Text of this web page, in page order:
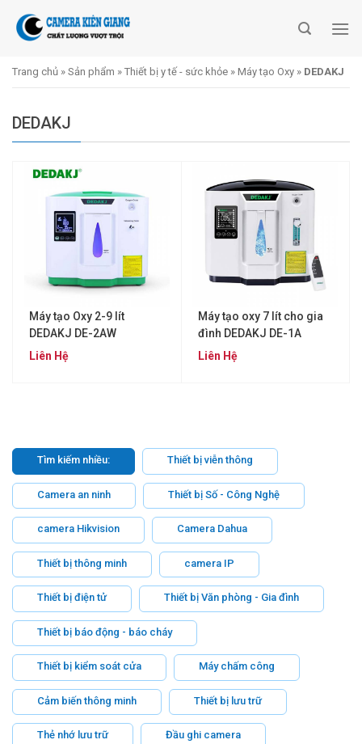
Trang chủ » Sản phẩm » Thiết bị y tế - sức khỏe » Máy tạo Oxy » DEDAKJ
DEDAKJ
Máy tạo Oxy 2-9 lít
DEDAKJ DE-2AW
Liên Hệ
Máy tạo oxy 7 lít cho gia
đình DEDAKJ DE-1A
Liên Hệ
Tìm kiếm nhiều: Thiết bị viễn thông
Camera an ninh Thiết bị Số - Công Nghệ
camera Hikvision Camera Dahua
Thiết bị thông minh camera IP
Thiết bị điện tử Thiết bị Văn phòng - Gia đình
Thiết bị báo động - báo cháy
Thiết bị kiểm soát cửa Máy chấm công
Cảm biến thông minh Thiết bị lưu trữ
Thẻ nhớ lưu trữ Đầu ghi camera